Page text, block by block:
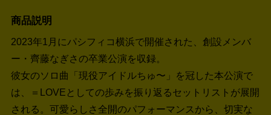
商品説明
2023年1月にパシフィコ横浜で開催された、創設メンバ
ー・齊藤なぎさの卒業公演を収録。
彼女のソロ曲「現役アイドルちゅ〜」を冠した本公演で
は、＝LOVEとしての歩みを振り返るセットリストが展開
される。可愛らしさ全開のパフォーマンスから、切実な